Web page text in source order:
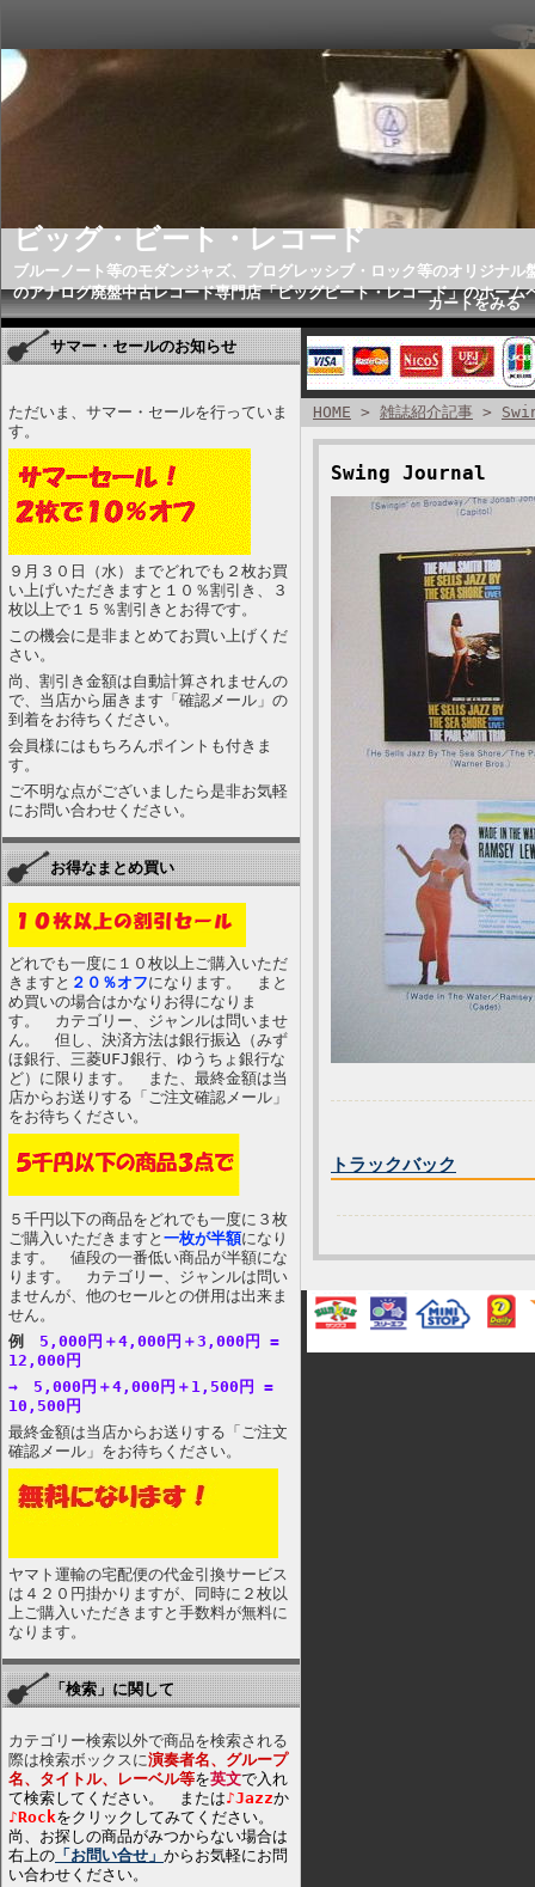
ビッグ・ビート・レコード
ブルーノート等のモダンジャズ、プログレッシブ・ロック等のオリジナル
のアナログ廃盤中古レコード専門店「ビッグビート・レコード」のホーム
カートをみる
サマー・セールのお知らせ
ただいま、サマー・セールを行っていま
す。
９月３０日（水）までどれでも２枚お買
い上げいただきますと１０％割引き、３
枚以上で１５％割引きとお得です。
この機会に是非まとめてお買い上げくだ
さい。
尚、割引き金額は自動計算されませんの
で、当店から届きます「確認メール」の
到着をお待ちください。
会員様にはもちろんポイントも付きま
す。
ご不明な点がございましたら是非お気軽
にお問い合わせください。
お得なまとめ買い
どれでも一度に１０枚以上ご購入いただ
きますと ２０％オフになります。 まと
め買いの場合はかなりお得になりま
す。 カテゴリー、ジャンルは問いませ
ん。 但し、決済方法は銀行振込（みず
ほ銀行、三菱UFJ銀行、ゆうちょ銀行な
ど）に限ります。 また、最終金額は当
店からお送りする「ご注文確認メール」
をお待ちください。
５千円以下の商品をどれでも一度に３枚
ご購入いただきますと 一枚が半額になり
ます。 値段の一番低い商品が半額にな
ります。 カテゴリー、ジャンルは問い
ませんが、他のセールとの併用は出来ま
せん。
例
5,000円＋4,000円＋3,000円 =
12,000円
→ 5,000円＋4,000円＋1,500円 =
10,500円
最終金額は当店からお送りする「ご注文
確認メール」をお待ちください。
ヤマト運輸の宅配便の代金引換サービス
は４２０円掛かりますが、同時に２枚以
上ご購入いただきますと手数料が無料に
なります。
「検索」に関して
カテゴリー検索以外で商品を検索される
際は検索ボックスに演奏者名、グループ
名、タイトル、レーベル等を英文で入れ
て検索してください。 または♪Jazzか
♪Rockをクリックしてみてください。
尚、お探しの商品がみつからない場合は
右上の 「お問い合せ」 からお気軽にお問
い合わせください。
HOME > 雑誌紹介記事 >
Swing Journal
トラックバック